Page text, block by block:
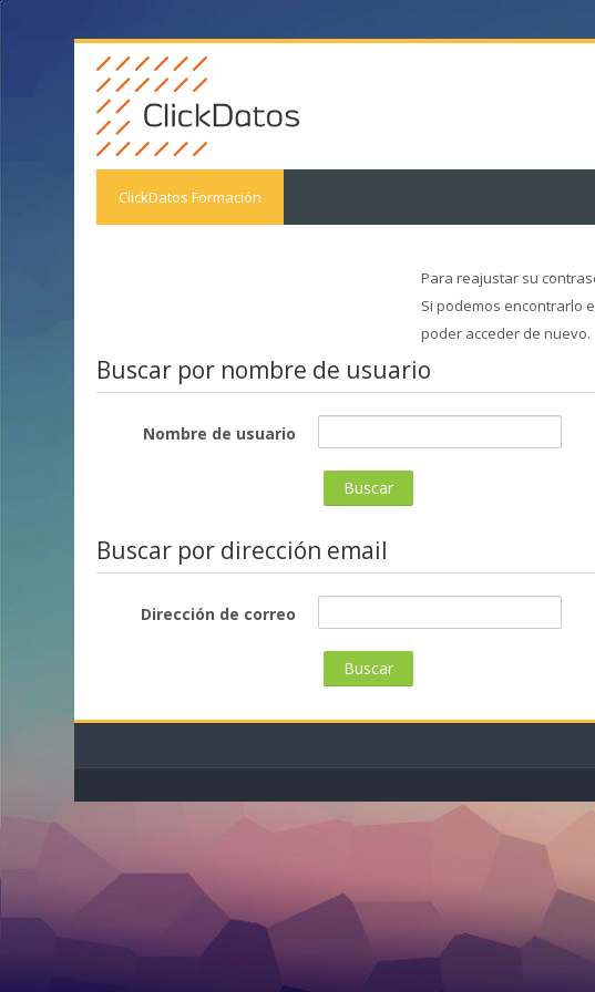
ClickDatos Formación
Para reajustar su
Si podemos encontrarlo
poder acceder de nuevo.
Buscar por nombre de usuario
Nombre de usuario
Buscar por dirección email
Dirección de correo